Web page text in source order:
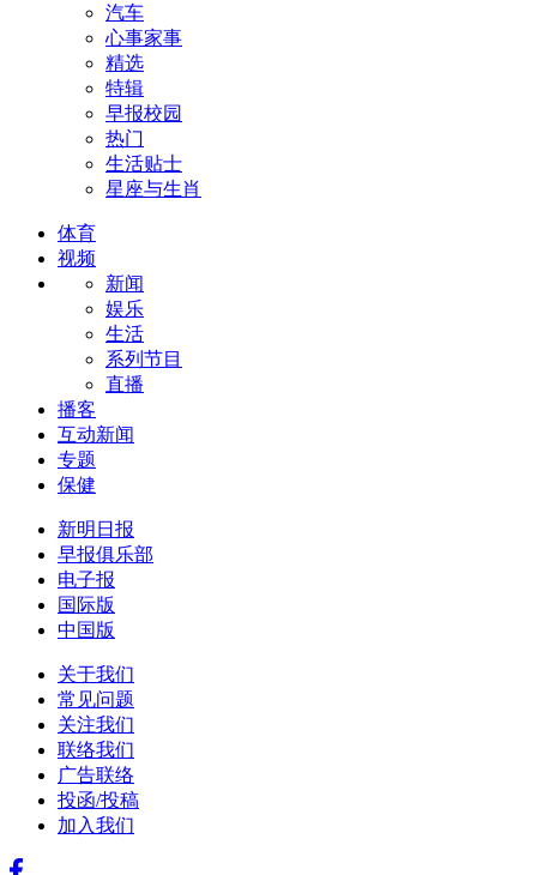
汽车
心事家事
精选
特辑
早报校园
热门
生活贴士
星座与生肖
体育
视频
新闻
娱乐
生活
系列节目
直播
播客
互动新闻
专题
保健
新明日报
早报俱乐部
电子报
国际版
中国版
关于我们
常见问题
关注我们
联络我们
广告联络
投函/投稿
加入我们